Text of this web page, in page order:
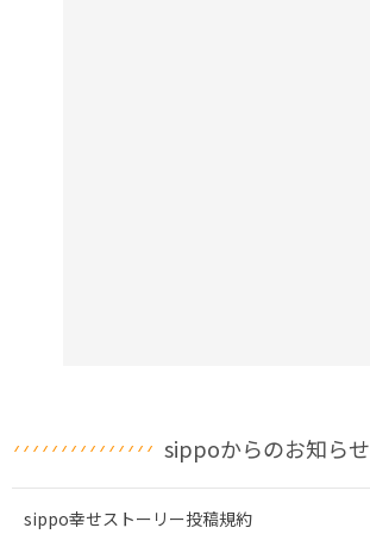
sippoからのお知らせ
sippo幸せストーリー投稿規約